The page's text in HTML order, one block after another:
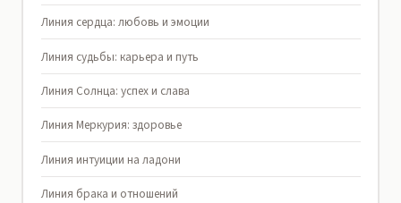
Линия сердца: любовь и эмоции
Линия судьбы: карьера и путь
Линия Солнца: успех и слава
Линия Меркурия: здоровье
Линия интуиции на ладони
Линия брака и отношений